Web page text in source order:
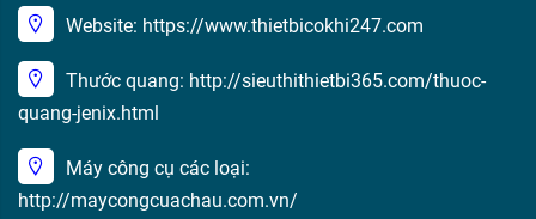
Website: https://www.thietbicokhi247.com
Thước quang: http://sieuthithietbi365.com/thuoc-
quang-jenix.html
Máy công cụ các loại:
http://maycongcuachau.com.vn/